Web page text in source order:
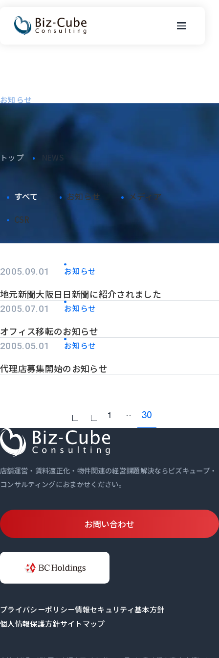
お知らせ
トップ NEWS
カテゴリから探す
すべて お知らせ
メディア
CSR
2005.09.01 お知らせ
地元新聞大阪日日新聞に紹介されました
2005.07.01 お知らせ
オフィス移転のお知らせ
2005.05.01 お知らせ
代理店募集開始のお知らせ
1 30
店舗運営・賃料適正化・物件関連の経営課題解決ならビズキューブ・
コンサルティングにおまかせください。
お問い合わせ
プライバシーポリシー情報セキュリティ基本方針
個人情報保護方針サイトマップ